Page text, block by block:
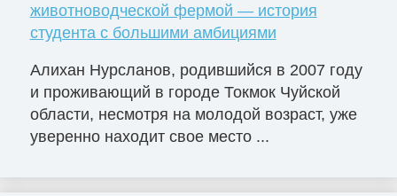
животноводческой фермой — история
студента с большими амбициями
Алихан Нурсланов, родившийся в 2007 году
и проживающий в городе Токмок Чуйской
области, несмотря на молодой возраст, уже
уверенно находит свое место ...